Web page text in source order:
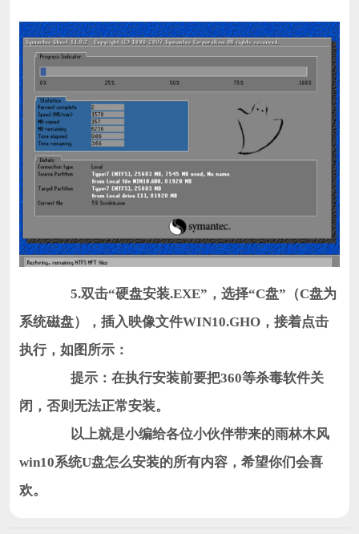
5.双击“硬盘安装.EXE”，选择“C盘”（C盘为
系统磁盘），插入映像文件WIN10.GHO，接着点击
执行，如图所示：
提示：在执行安装前要把360等杀毒软件关
闭，否则无法正常安装。
以上就是小编给各位小伙伴带来的雨林木风
win10系统U盘怎么安装的所有内容，希望你们会喜
欢。